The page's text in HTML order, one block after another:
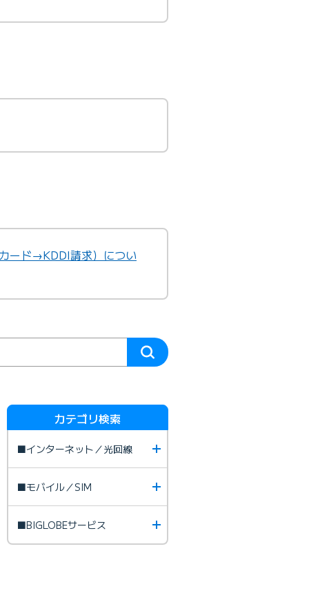
ード→KDDI請求）につい
カテゴリ検索
■インターネット／光回線
■モバイル／SIM
■BIGLOBEサービス